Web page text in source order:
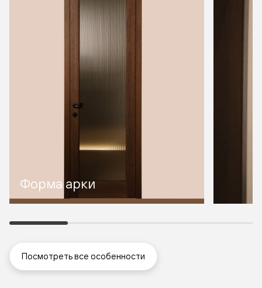
Форма арки
Посмотреть все особенности